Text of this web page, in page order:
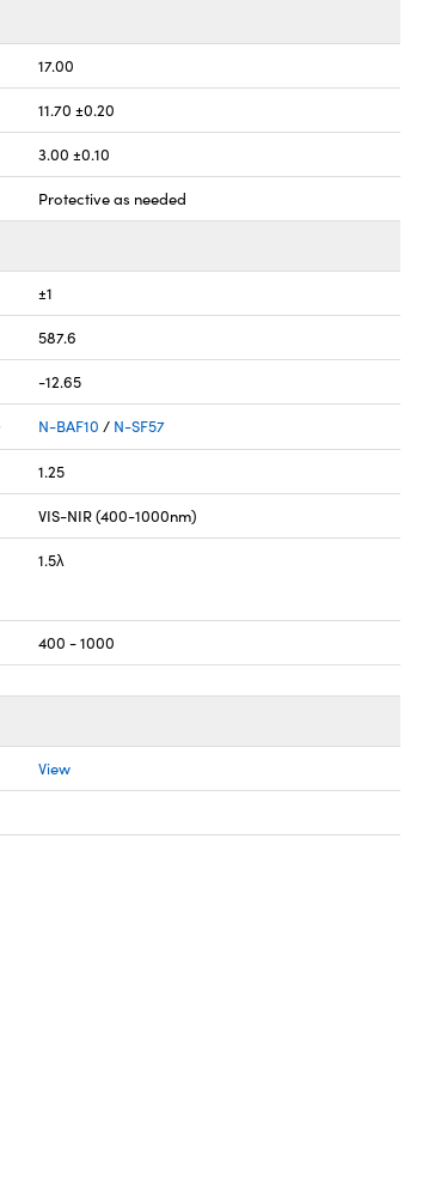
17.00
11.70 ±0.20
3.00 ±0.10
Protective as needed
±1
587.6
-12.65
N-BAF10 / N-SF57
1.25
VIS-NIR (400-1000nm)
1.5λ
400 - 1000
View